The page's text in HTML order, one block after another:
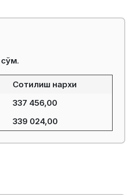
сўм.
Сотилиш нархи
337 456,00
339 024,00